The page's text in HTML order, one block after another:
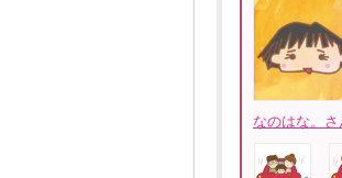
なのはな。さ